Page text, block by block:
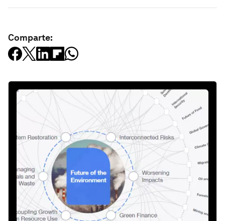
Comparte: